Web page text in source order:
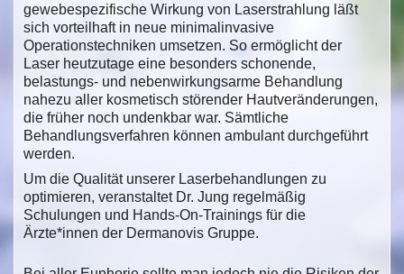
gewebespezifische Wirkung von Laserstrahlung läßt
sich vorteilhaft in neue minimalinvasive
Operationstechniken umsetzen. So ermöglicht der
Laser heutzutage eine besonders schonende,
belastungs- und nebenwirkungsarme Behandlung
nahezu aller kosmetisch störender Hautveränderungen,
die früher noch undenkbar war. Sämtliche
Behandlungsverfahren können ambulant durchgeführt
werden.
Um die Qualität unserer Laserbehandlungen zu
optimieren, veranstaltet Dr. Jung regelmäßig
Schulungen und Hands-On-Trainings für die
Ärzte*innen der Dermanovis Gruppe.